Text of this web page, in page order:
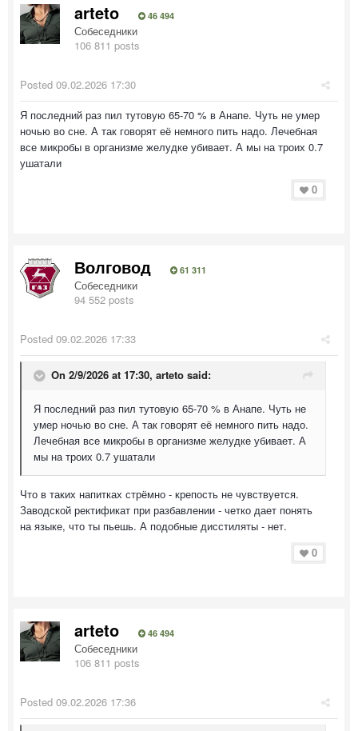
arteto 46 494
Собеседники
106 811 posts
Posted 09.02.2026 17:30
Я последний раз пил тутовую 65-70 % в Анапе. Чуть не умер
ночью во сне. А так говорят её немного пить надо. Лечебная
все микробы в организме желудке убивает. А мы на троих 0.7
ушатали
0
Волговод 61 311
Собеседники
94 552 posts
Posted 09.02.2026 17:33
On 2/9/2026 at 17:30, arteto said:
Я последний раз пил тутовую 65-70 % в Анапе. Чуть не
умер ночью во сне. А так говорят её немного пить надо.
Лечебная все микробы в организме желудке убивает. А
мы на троих 0.7 ушатали
Что в таких напитках стрёмно - крепость не чувствуется.
Заводской ректификат при разбавлении - четко дает понять
на языке, что ты пьешь. А подобные дисстиляты - нет.
0
arteto 46 494
Собеседники
106 811 posts
Posted 09.02.2026 17:36